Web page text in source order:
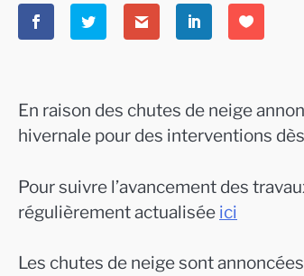
En raison des chutes de neige
hivernale pour des interventions
Pour suivre l’avancement des
régulièrement actualisée ici
Les chutes de neige sont